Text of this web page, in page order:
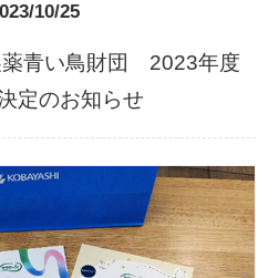
10/25
薬青い鳥財団 2023年度
定のお知らせ